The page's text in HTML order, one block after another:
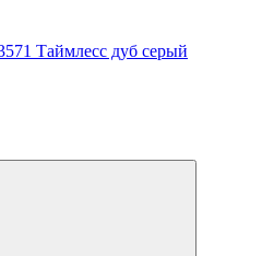
Таймлесс дуб серый